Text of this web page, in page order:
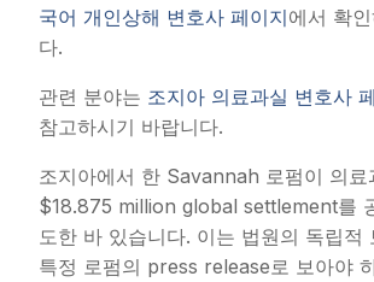
국어 개인상해 변호사 페이지에서 확
다.
관련 분야는 조지아 의료과실 변호사
참고하시기 바랍니다.
조지아에서 한 Savannah 로펌이 의료
$18.875 million global settlement를
도한 바 있습니다. 이는 법원의 독립적
특정 로펌의 press release로 보아야